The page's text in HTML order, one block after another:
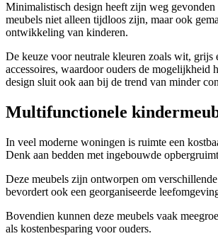
Minimalistisch design heeft zijn weg
meubels niet alleen tijdloos zijn, maar ook
ontwikkeling van kinderen.
De keuze voor neutrale kleuren zoals wit, grijs
accessoires, waardoor ouders de mogelijkheid
design sluit ook aan bij de trend van minder
Multifunctionele
In veel moderne woningen is ruimte een
Denk aan bedden met ingebouwde
Deze meubels zijn ontworpen om
bevordert ook een georganiseerde
Bovendien kunnen deze meubels vaak
als kostenbesparing voor ouders.